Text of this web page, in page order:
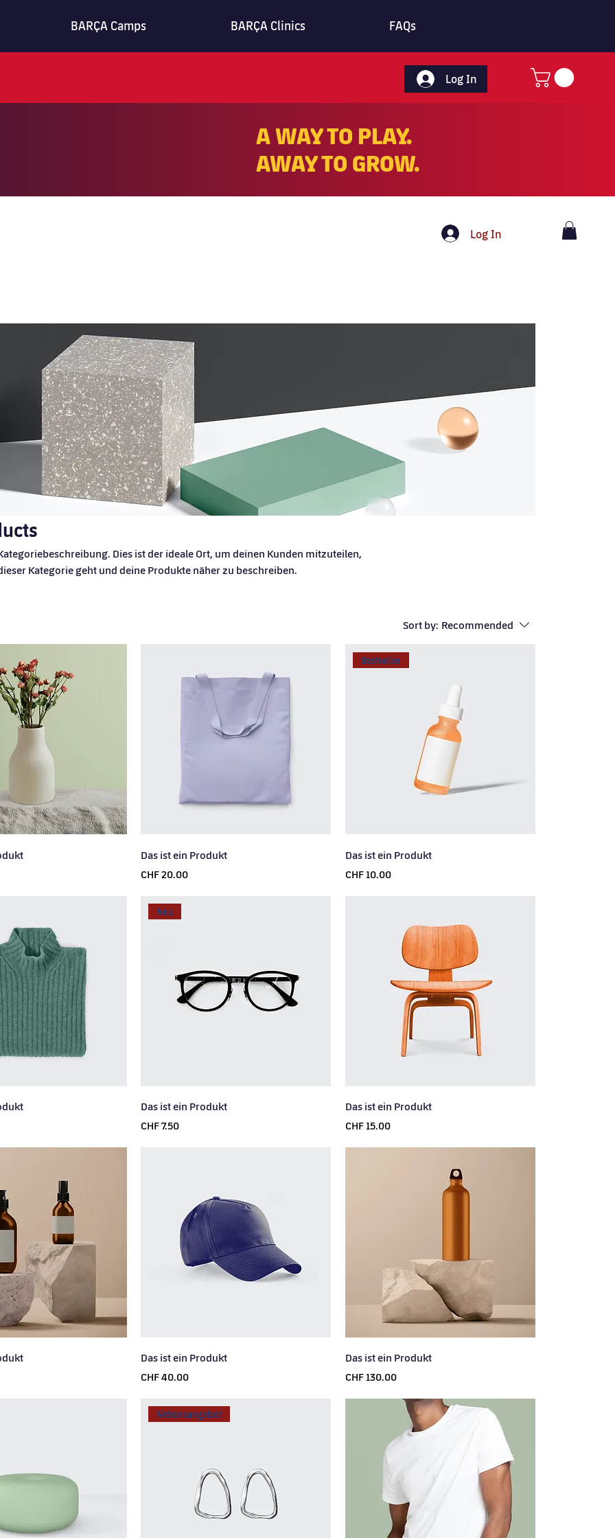
Log In
A WAY TO PLAY.
AWAY TO GROW.
Log In
BARÇA Camps BARÇA Clinics FAQs
Dies ist der ideale Ort, um deinen Kunden mitzuteilen,
Kategorie geht und deine Produkte näher zu beschreiben.
Sort by: Recommended
Das ist ein Produkt
Price
CHF 20.00
Bestseller
Das ist ein Produkt
Price
CHF 10.00
Neu
Das ist ein Produkt
Price
CHF 7.50
Das ist ein Produkt
Price
CHF 15.00
Das ist ein Produkt
Price
CHF 40.00
Das ist ein Produkt
Price
CHF 130.00
Aktionsangebot